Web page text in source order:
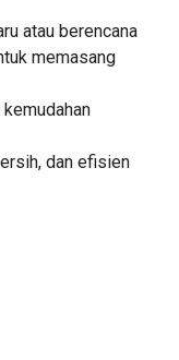
atau berencana
memasang
dan efisien